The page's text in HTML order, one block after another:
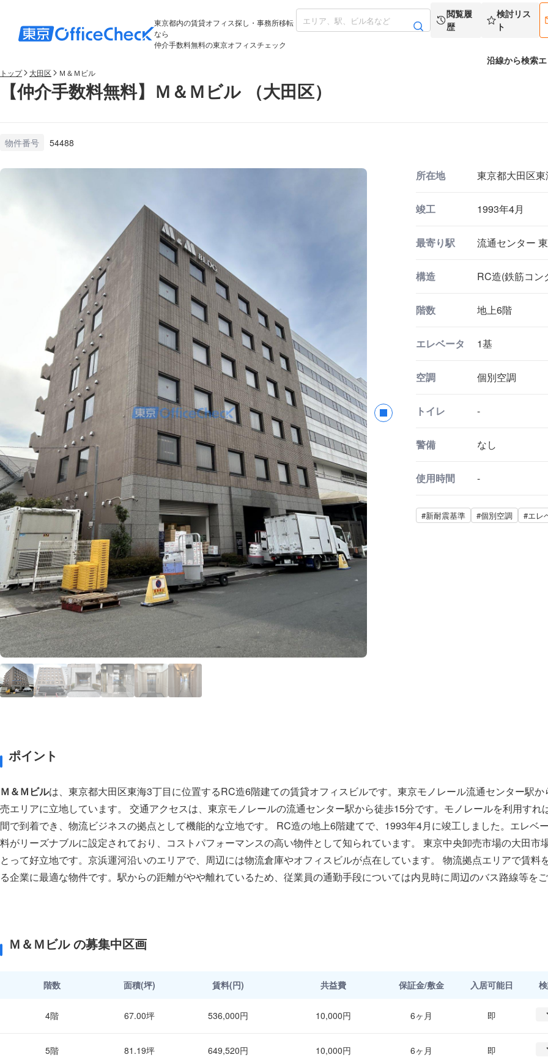
東京都内の賃貸オフィス探し・事務所移転
なら
仲介手数料無料の東京オフィスチェック
閲覧履
歴
検討リス
ト
沿線から検索
トップ 大田区 Ｍ＆Ｍビル
【仲介手数料無料】Ｍ＆Ｍビル （大田区）
物件番号 54488
所在地 東京都大田区
竣工 1993年4月
最寄り駅 流通センター
構造 RC造(鉄筋コン
階数 地上6階
エレベータ 1基
空調 個別空調
トイレ -
警備 なし
使用時間 -
#新耐震基準 #個別空調 #エレ
ポイント
Ｍ＆Ｍビルは、東京都大田区東海3丁目に位置するRC造6階建ての賃貸オフィスビルです。東京モノレール流通センター駅
売エリアに立地しています。 交通アクセスは、東京モノレールの流通センター駅から徒歩15分です。モノレールを利用す
間で到着でき、物流ビジネスの拠点として機能的な立地です。 RC造の地上6階建てで、1993年4月に竣工しました。エレベ
料がリーズナブルに設定されており、コストパフォーマンスの高い物件として知られています。 東京中央卸売市場の大田市
とって好立地です。京浜運河沿いのエリアで、周辺には物流倉庫やオフィスビルが点在しています。 物流拠点エリアで賃料
る企業に最適な物件です。駅からの距離がやや離れているため、従業員の通勤手段については内見時に周辺のバス路線等を
Ｍ＆Ｍビル の募集中区画
階数 面積(坪) 賃料(円) 共益費 保証金/敷金 入居可能日
4階 67.00坪 536,000円 10,000円 6ヶ月 即
5階 81.19坪 649,520円 10,000円 6ヶ月 即